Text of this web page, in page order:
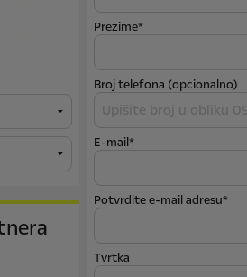
Prezime*
Broj telefona (opcionalno)
E-mail*
Potvrdite e-mail adresu*
Tvrtka